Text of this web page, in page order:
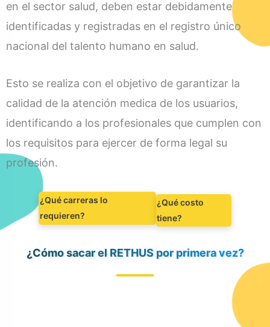
en el sector salud, deben estar debidamente
identificadas y registradas en el registro único
nacional del talento humano en salud.
Esto se realiza con el objetivo de garantizar la
calidad de la atención medica de los usuarios,
identificando a los profesionales que cumplen con
los requisitos para ejercer de forma legal su
profesión.
¿Qué carreras lo
requieren?
¿Qué costo
tiene?
¿Cómo sacar el RETHUS por primera vez?